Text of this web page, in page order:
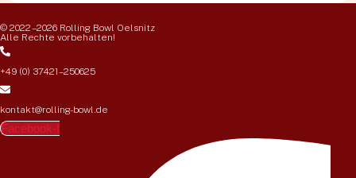
© 2022 – 2026 Rolling Bowl Oelsnitz
Alle Rechte vorbehalten!
+49 (0) 37421 – 250625
kontakt@rolling-bowl.de
Facebook-f